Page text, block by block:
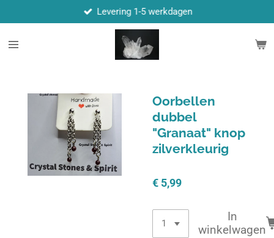
direct
naar
Levering 1-5 werkdagen
Oorbellen
dubbel
"Granaat" knop
zilverkleurig
€ 5,99
In
winkelwagen